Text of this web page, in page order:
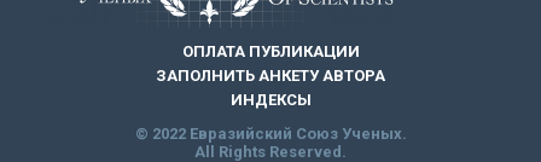
ОПЛАТА ПУБЛИКАЦИИ
ЗАПОЛНИТЬ АНКЕТУ АВТОРА
ИНДЕКСЫ
© 2022 Евразийский Союз Ученых.
All Rights Reserved.